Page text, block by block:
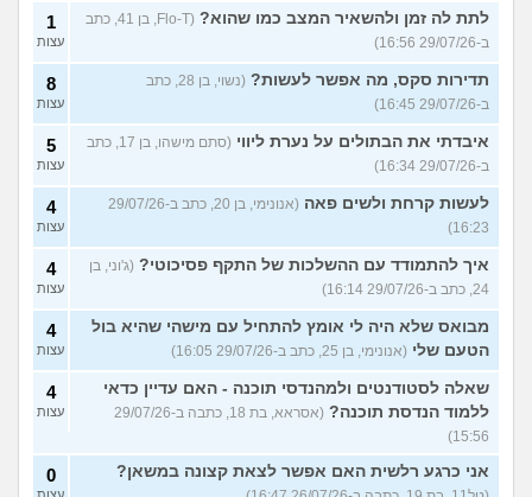
לתת לה זמן ולהשאיר המצב כמו שהוא?
(Flo-T, בן 41, כתב
ב-29/07/26 16:56)
1
עצות
תדירות סקס, מה אפשר לעשות?
(נשוי, בן 28, כתב
ב-29/07/26 16:45)
8
עצות
איבדתי את הבתולים על נערת ליווי
(סתם מישהו, בן 17, כתב
ב-29/07/26 16:34)
5
עצות
לעשות קרחת ולשים פאה
(אנונימי, בן 20, כתב ב-29/07/26
16:23)
4
עצות
איך להתמודד עם ההשלכות של התקף פסיכוטי? (ג'וני, בן
24, כתב ב-29/07/26 16:14)
4
עצות
מבואס שלא היה לי אומץ להתחיל עם מישהי שהיא בול
הטעם שלי (אנונימי, בן 25, כתב ב-29/07/26 16:05)
4
עצות
שאלה לסטודנטים ולמהנדסי תוכנה - האם עדיין כדאי
ללמוד הנדסת תוכנה?
(אסראא, בת 18, כתבה ב-29/07/26
15:56)
4
עצות
אני כרגע רלשית האם אפשר לצאת קצונה במשאן? 0